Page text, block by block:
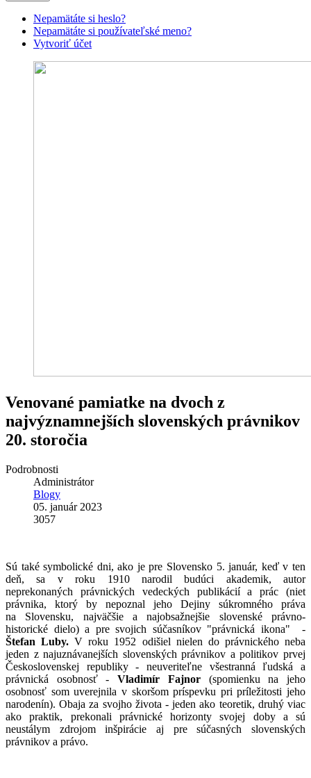
Nepamätáte si heslo?
Nepamätáte si používateľské meno?
Vytvoriť účet
Venované pamiatke na dvoch z
najvýznamnejších slovenských právnikov
20. storočia
Podrobnosti
Administrátor
Blogy
05. január 2023
3057
Sú také symbolické dni, ako je pre Slovensko 5. január, keď v ten
deň, sa v roku 1910 narodil budúci akademik, autor
neprekonaných právnických vedeckých publikácií a prác (niet
právnika, ktorý by nepoznal jeho Dejiny súkromného práva
na Slovensku, najväčšie a najobsažnejšie slovenské právno-
historické dielo) a pre svojich súčasníkov "právnická ikona" -
Štefan Luby. V roku 1952 odišiel nielen do právnického neba
jeden z najuznávanejších slovenských právnikov a politikov prvej
Československej republiky - neuveriteľne všestranná ľudská a
právnická osobnosť -Vladimír Fajnor(spomienku na jeho
osobnosť som uverejnila v skoršom príspevku pri príležitosti jeho
narodenín). Obaja za svojho života - jeden ako teoretik, druhý viac
ako praktik, prekonali právnické horizonty svojej doby a sú
neustálym zdrojom inšpirácie aj pre súčasných slovenských
právnikov a právo.